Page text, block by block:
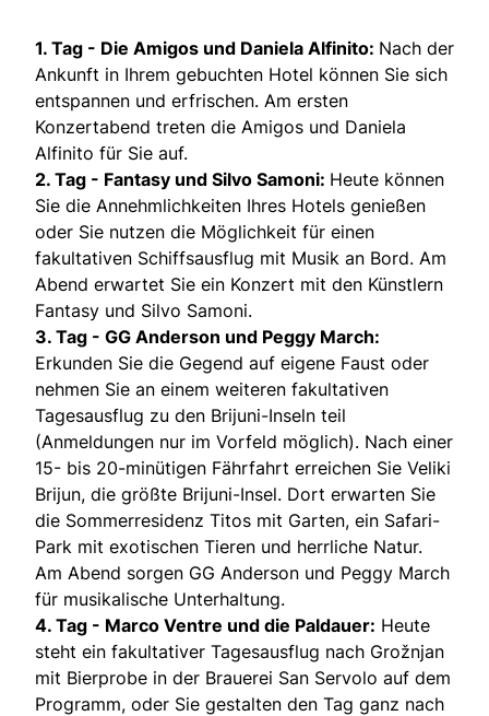
1. Tag - Die Amigos und Daniela Alfinito: Nach der
Ankunft in Ihrem gebuchten Hotel können Sie sich
entspannen und erfrischen. Am ersten
Konzertabend treten die Amigos und Daniela
Alfinito für Sie auf.
2. Tag - Fantasy und Silvo Samoni: Heute können
Sie die Annehmlichkeiten Ihres Hotels genießen
oder Sie nutzen die Möglichkeit für einen
fakultativen Schiffsausflug mit Musik an Bord. Am
Abend erwartet Sie ein Konzert mit den Künstlern
Fantasy und Silvo Samoni.
3. Tag - GG Anderson und Peggy March:
Erkunden Sie die Gegend auf eigene Faust oder
nehmen Sie an einem weiteren fakultativen
Tagesausflug zu den Brijuni-Inseln teil
(Anmeldungen nur im Vorfeld möglich). Nach einer
15- bis 20-minütigen Fährfahrt erreichen Sie Veliki
Brijun, die größte Brijuni-Insel. Dort erwarten Sie
die Sommerresidenz Titos mit Garten, ein Safari-
Park mit exotischen Tieren und herrliche Natur.
Am Abend sorgen GG Anderson und Peggy March
für musikalische Unterhaltung.
4. Tag - Marco Ventre und die Paldauer: Heute
steht ein fakultativer Tagesausflug nach Grožnjan
mit Bierprobe in der Brauerei San Servolo auf dem
Programm, oder Sie gestalten den Tag ganz nach